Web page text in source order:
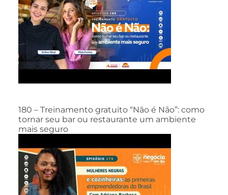
180 – Treinamento gratuito “Não é Não”: como
tornar seu bar ou restaurante um ambiente
mais seguro